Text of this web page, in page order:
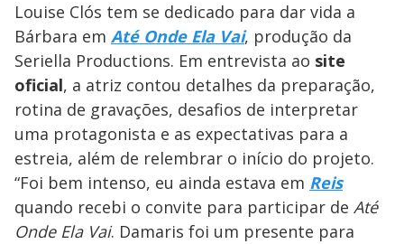
Louise Clós tem se dedicado para dar vida a
Bárbara em Até Onde Ela Vai, produção da
Seriella Productions. Em entrevista ao site
oficial, a atriz contou detalhes da preparação,
rotina de gravações, desafios de interpretar
uma protagonista e as expectativas para a
estreia, além de relembrar o início do projeto.
“Foi bem intenso, eu ainda estava em Reis
quando recebi o convite para participar de Até
Onde Ela Vai. Damaris foi um presente para